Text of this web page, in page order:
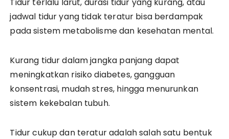
jadwal tidur yang tidak teratur bisa berdampak
pada sistem metabolisme dan kesehatan mental.
Kurang tidur dalam jangka panjang dapat
meningkatkan risiko diabetes, gangguan
konsentrasi, mudah stres, hingga menurunkan
sistem kekebalan tubuh.
Tidur cukup dan teratur adalah salah satu bentuk